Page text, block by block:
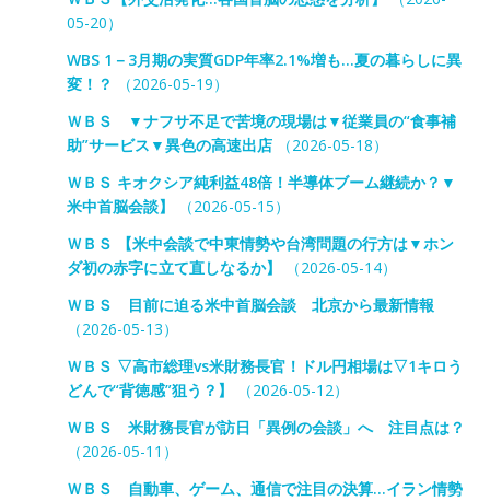
05-20）
WBS 1－3月期の実質GDP年率2.1%増も…夏の暮らしに異
変！？
（2026-05-19）
ＷＢＳ ▼ナフサ不足で苦境の現場は▼従業員の“食事補
助”サービス▼異色の高速出店（2026-05-18）
ＷＢＳ キオクシア純利益48倍！半導体ブーム継続か？▼
米中首脳会談】
（2026-05-15）
ＷＢＳ 【米中会談で中東情勢や台湾問題の行方は▼ホン
ダ初の赤字に立て直しなるか】
（2026-05-14）
ＷＢＳ 目前に迫る米中首脳会談 北京から最新情報
（2026-05-13）
ＷＢＳ ▽高市総理vs米財務長官！ドル円相場は▽1キロう
どんで“背徳感”狙う？】
（2026-05-12）
ＷＢＳ 米財務長官が訪日「異例の会談」へ 注目点は？
（2026-05-11）
ＷＢＳ 自動車、ゲーム、通信で注目の決算…イラン情勢